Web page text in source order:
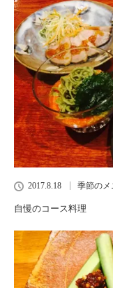
2017.8.18 季節のメ
自慢のコース料理